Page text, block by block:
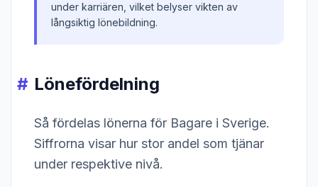
under karriären, vilket belyser vikten av
långsiktig lönebildning.
Lönefördelning
Så fördelas lönerna för Bagare i Sverige.
Siffrorna visar hur stor andel som tjänar
under respektive nivå.